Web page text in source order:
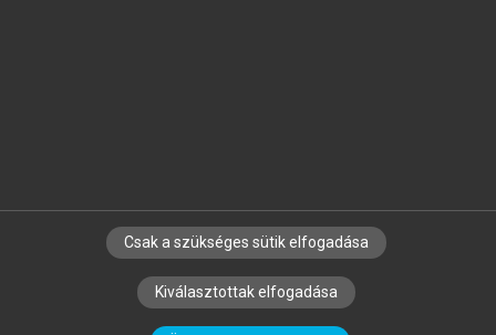
SZERZŐKNEK CÉGEKNEK KÖNYVTÁROSOKNAK
SZERKESZTÉSI ÉS LEKTORÁLÁSI ALAPELVEK
Csak a szükséges sütik elfogadása
Kiválasztottak elfogadása